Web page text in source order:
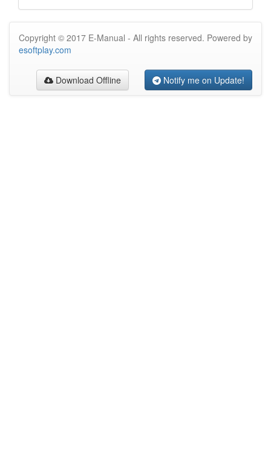
Copyright © 2017 E-Manual - All rights reserved. Powered by
esoftplay.com
Notify me on Update!
Download Offline